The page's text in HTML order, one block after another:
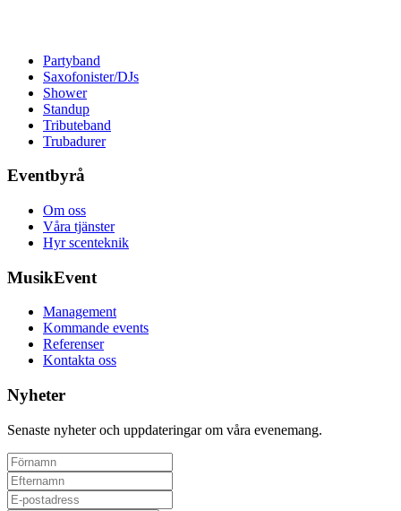
Partyband
Saxofonister/DJs
Shower
Standup
Tributeband
Trubadurer
Eventbyrå
Om oss
Våra tjänster
Hyr scenteknik
MusikEvent
Management
Kommande events
Referenser
Kontakta oss
Nyheter
Senaste nyheter och uppdateringar om våra evenemang.